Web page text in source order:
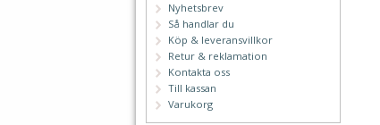
Nyhetsbrev
Så handlar du
Köp & leveransvillkor
Retur & reklamation
Kontakta oss
Till kassan
Varukorg